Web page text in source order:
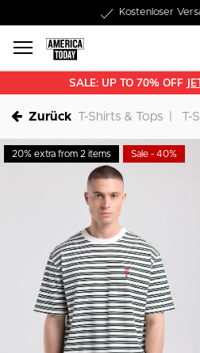
1-3 Werktage
SALE: UP TO 70% OFF
Zurück T-Shirts & Tops T-
20% extra from 2 items Sale - 40%